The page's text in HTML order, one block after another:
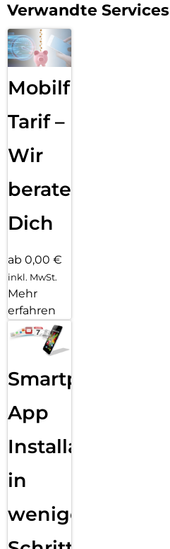
Verwandte Services
Mobilfunk
Tarif –
Wir
beraten
Dich
ab 0,00 €
inkl. MwSt.
Mehr
erfahren
Smartphone
App
Installation
in
wenigen